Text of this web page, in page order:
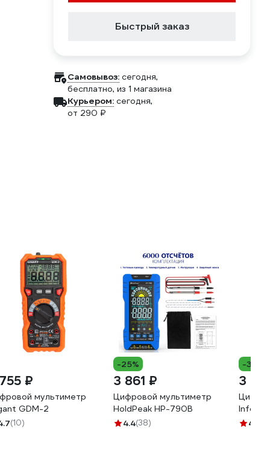
Быстрый заказ
Самовывоз: сегодня,
бесплатно, из 1 магазина
Курьером: сегодня,
от 290 ₽
₽
мультиметр
GDM-2
(10)
-25%
3 861 ₽
Цифровой мультиметр
HoldPeak HP-790B
4.4(38)
-35%
3
4.9